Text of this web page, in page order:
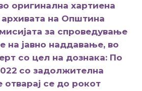
оригинална хартиена
на Општина
за спроведување
на јавно наддавање, во
со цел на дознака: По
со задолжителна
отварај се до рокот